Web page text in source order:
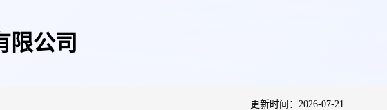
限公司
更新时间：2026-07-21